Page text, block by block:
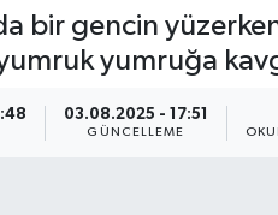
bir gencin
yumruğa
03.08.2025 - 17:51
GÜNCELLEME